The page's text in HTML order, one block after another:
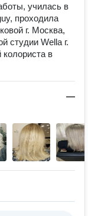
училась в
проходила
г. Москва,
студии Wella г.
колориста в
—